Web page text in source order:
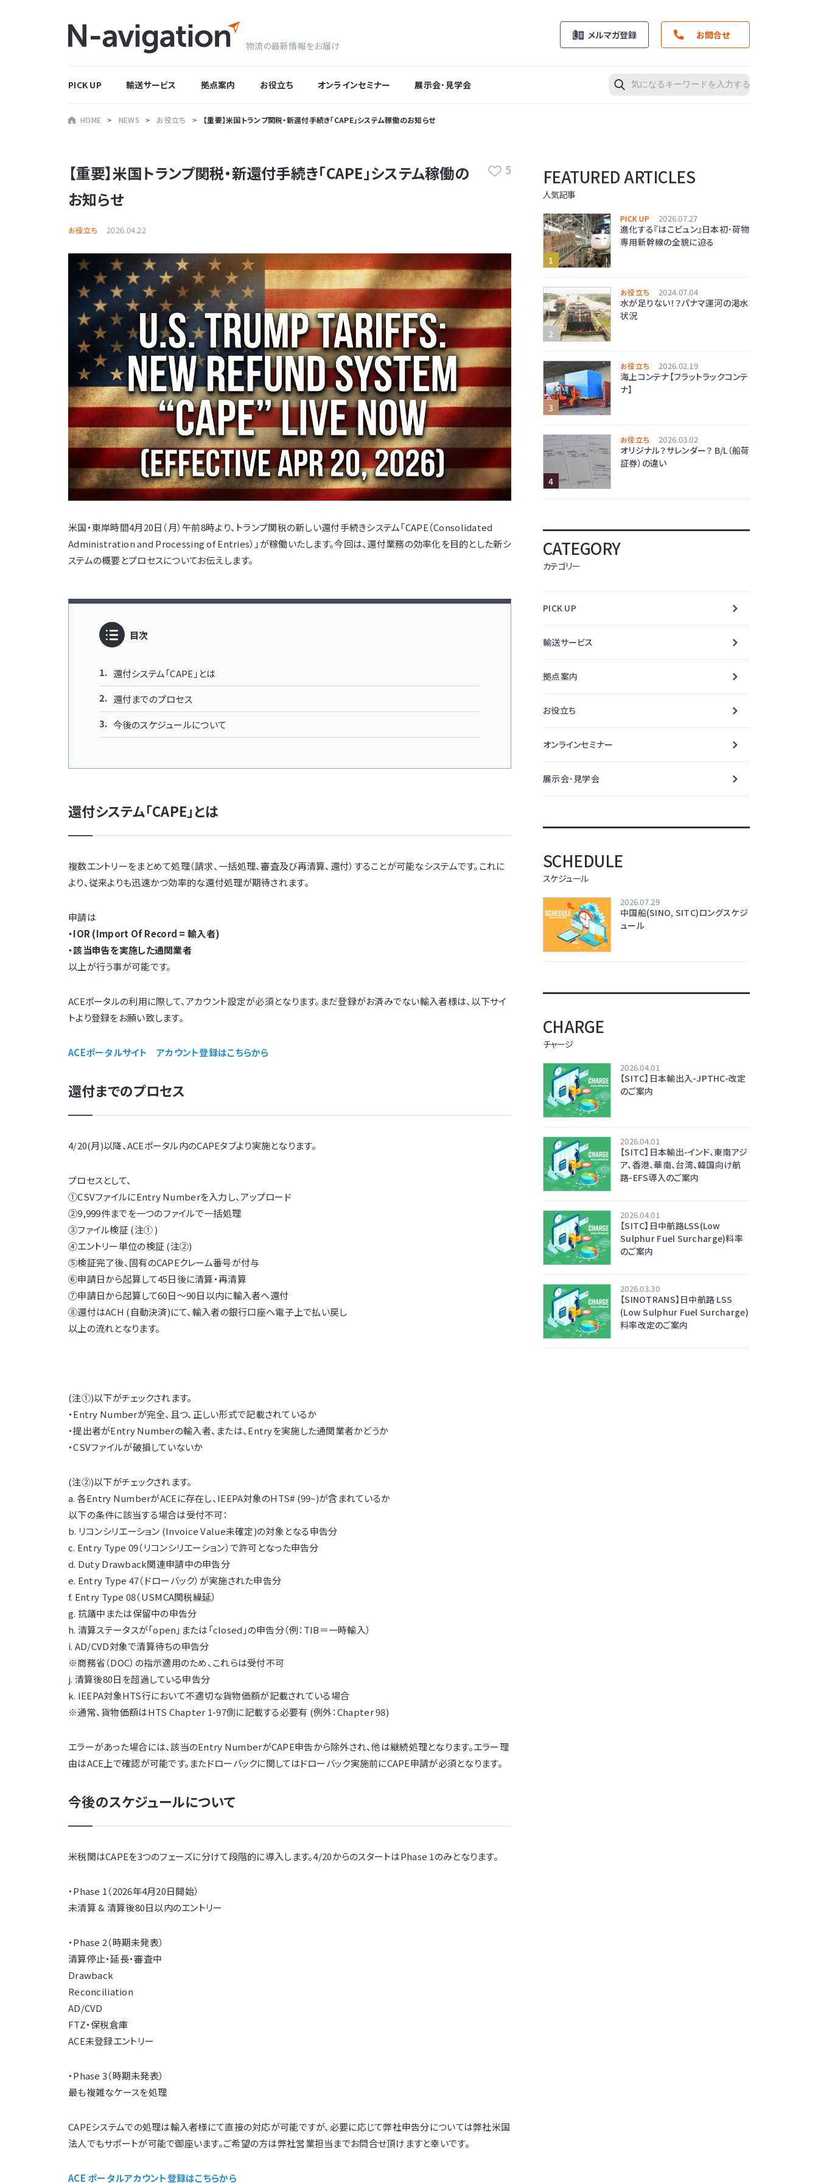
物流の最新情報をお届け
メルマガ登録 お問合せ
PICK UP 輸送サービス 拠点案内 お役立ち オンラインセミナー 展示会･見学会
HOME NEWS お役立ち 【重要】米国トランプ関税・新還付手続き「CAPE」システム稼働のお知らせ
5
【重要】米国トランプ関税・新還付手続き「CAPE」システム稼働の
お知らせ
お役立ち 2026.04.22
米国・東岸時間4月20日（月）午前8時より、トランプ関税の新しい還付手続きシステム「CAPE（Consolidated
Administration and Processing of Entries）」が稼働いたします。今回は、還付業務の効率化を目的とした新シ
ステムの概要とプロセスについてお伝えします。
目次
還付システム「CAPE」とは
還付までのプロセス
今後のスケジュールについて
還付システム「CAPE」とは
複数エントリーをまとめて処理（請求、一括処理、審査及び再清算、還付）することが可能なシステムです。これに
より、従来よりも迅速かつ効率的な還付処理が期待されます。
申請は
・IOR (Import Of Record = 輸入者)
・該当申告を実施した通関業者
以上が行う事が可能です。
ACEポータルの利用に際して、アカウント設定が必須となります。まだ登録がお済みでない輸入者様は、以下サイ
トより登録をお願い致します。
ACEポータルサイト アカウント登録はこちらから
還付までのプロセス
4/20(月)以降、ACEポータル内のCAPEタブより実施となります。
プロセスとして、
①CSVファイルにEntry Numberを入力し、アップロード
②9,999件までを一つのファイルで一括処理
③ファイル検証 (注① )
④エントリー単位の検証 (注②)
⑤検証完了後、固有のCAPEクレーム番号が付与
⑥申請日から起算して45日後に清算・再清算
⑦申請日から起算して60日～90日以内に輸入者へ還付
⑧還付はACH (自動決済)にて、輸入者の銀行口座へ電子上で払い戻し
以上の流れとなります。
(注①)以下がチェックされます。
・Entry Numberが完全、且つ、正しい形式で記載されているか
・提出者がEntry Numberの輸入者、または、Entryを実施した通関業者かどうか
・CSVファイルが破損していないか
(注②)以下がチェックされます。
a. 各Entry NumberがACEに存在し、IEEPA対象のHTS# (99~)が含まれているか
以下の条件に該当する場合は受付不可：
b. リコンシリエーション (Invoice Value未確定)の対象となる申告分
c. Entry Type 09（リコンシリエーション）で許可となった申告分
d. Duty Drawback関連申請中の申告分
e. Entry Type 47（ドローバック）が実施された申告分
f. Entry Type 08（USMCA関税繰延）
g. 抗議中または保留中の申告分
h. 清算ステータスが「open」または「closed」の申告分（例：TIB＝一時輸入）
i. AD/CVD対象で清算待ちの申告分
※商務省（DOC）の指示適用のため、これらは受付不可
j. 清算後80日を超過している申告分
k. IEEPA対象HTS行において不適切な貨物価額が記載されている場合
※通常、貨物価額はHTS Chapter 1-97側に記載する必要有 (例外：Chapter 98)
エラーがあった場合には、該当のEntry NumberがCAPE申告から除外され、他は継続処理となります。エラー理
由はACE上で確認が可能です。またドローバックに関してはドローバック実施前にCAPE申請が必須となります。
今後のスケジュールについて
米税関はCAPEを3つのフェーズに分けて段階的に導入します。4/20からのスタートはPhase 1のみとなります。
・Phase 1（2026年4月20日開始）
未清算 & 清算後80日以内のエントリー
・Phase 2（時期未発表）
清算停止・延長・審査中
Drawback
Reconciliation
AD/CVD
FTZ・保税倉庫
ACE未登録エントリー
・Phase 3（時期未発表）
最も複雑なケースを処理
CAPEシステムでの処理は輸入者様にて直接の対応が可能ですが、必要に応じて弊社申告分については弊社米国
法人でもサポートが可能で御座います。ご希望の方は弊社営業担当までお問合せ頂けますと幸いです。
ACE ポータルアカウント登録はこちらから
FEATURED ARTICLES
人気記事
PICK UP 2026.07.27
進化する『はこビュン』日本初･荷物
専用新幹線の全貌に迫る
お役立ち 2024.07.04
水が足りない！？パナマ運河の渇水
状況
お役立ち 2026.02.19
海上コンテナ【フラットラックコンテ
ナ】
お役立ち 2026.03.02
オリジナル？サレンダー？ B/L（船荷
証券）の違い
CATEGORY
カテゴリー
PICK UP
輸送サービス
拠点案内
お役立ち
オンラインセミナー
展示会･見学会
SCHEDULE
スケジュール
2026.07.29
中国船(SINO, SITC)ロングスケジ
ュール
CHARGE
チャージ
2026.04.01
【SITC】日本輸出入-JPTHC-改定
のご案内
2026.04.01
【SITC】日本輸出-インド、東南アジ
ア、香港、華南、台湾、韓国向け航
路-EFS導入のご案内
2026.04.01
【SITC】日中航路LSS(Low
Sulphur Fuel Surcharge)料率
のご案内
2026.03.30
【SINOTRANS】日中航路 LSS
(Low Sulphur Fuel Surcharge)
料率改定のご案内